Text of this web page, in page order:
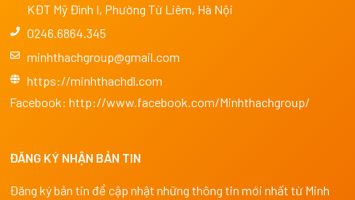
KĐT Mỹ Đình I, Phường Từ Liêm, Hà Nội
0246.6864.345
minhthachgroup@gmail.com
https://minhthachdl.com
Facebook: http://www.facebook.com/Minhthachgroup/
ĐĂNG KÝ NHẬN BẢN TIN
Đăng ký bản tin để cập nhật những thông tin mới nhất từ Minh